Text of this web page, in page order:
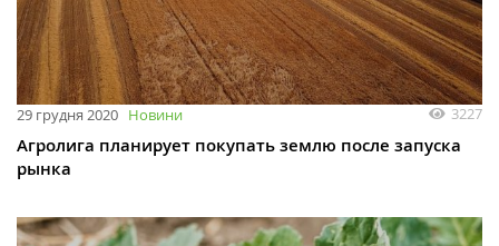
29 грудня 2020 Новини 3227
Агролига планирует покупать землю после запуска
рынка